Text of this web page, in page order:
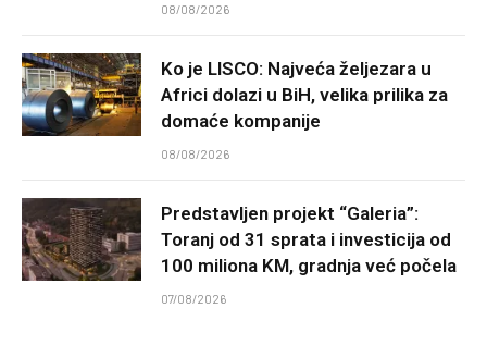
08/08/2026
Ko je LISCO: Najveća željezara u
Africi dolazi u BiH, velika prilika za
domaće kompanije
08/08/2026
Predstavljen projekt “Galeria”:
Toranj od 31 sprata i investicija od
100 miliona KM, gradnja već počela
07/08/2026